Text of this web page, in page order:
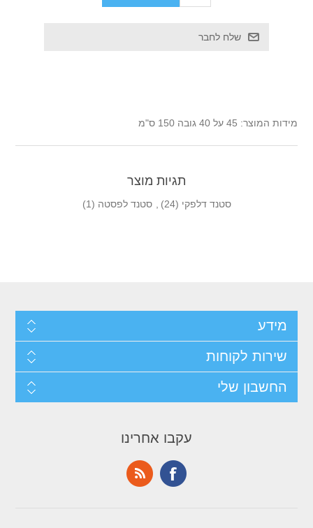
מידות המוצר: 45 על 40 גובה 150 ס"מ
תגיות מוצר
סטנד דלפקי (24) סטנד לפסטה (1)
מידע
שירות לקוחות
החשבון שלי
עקבו אחרינו